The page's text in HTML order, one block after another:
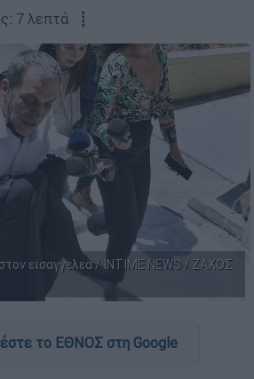
7 λεπτά ┋
εισαγγελεα / INTIME NEWS / ΖΑΧΟΣ
το ΕΘΝΟΣ στη Google